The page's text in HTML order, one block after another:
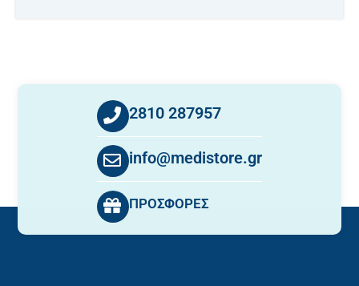
2810 287957
info@medistore.gr
ΠΡΟΣΦΟΡΕΣ